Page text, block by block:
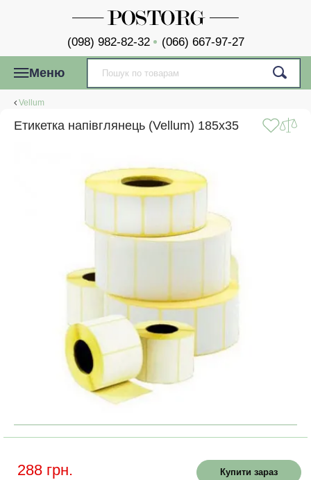
(098) 982-82-32 (066) 667-97-27
Меню
Vellum
Етикетка напівглянець (Vellum) 185x35
288 грн. Купити зараз